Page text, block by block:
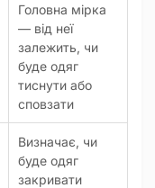
Головна мірка
— від неї
залежить, чи
буде одяг
тиснути або
сповзати
Визначає, чи
буде одяг
закривати